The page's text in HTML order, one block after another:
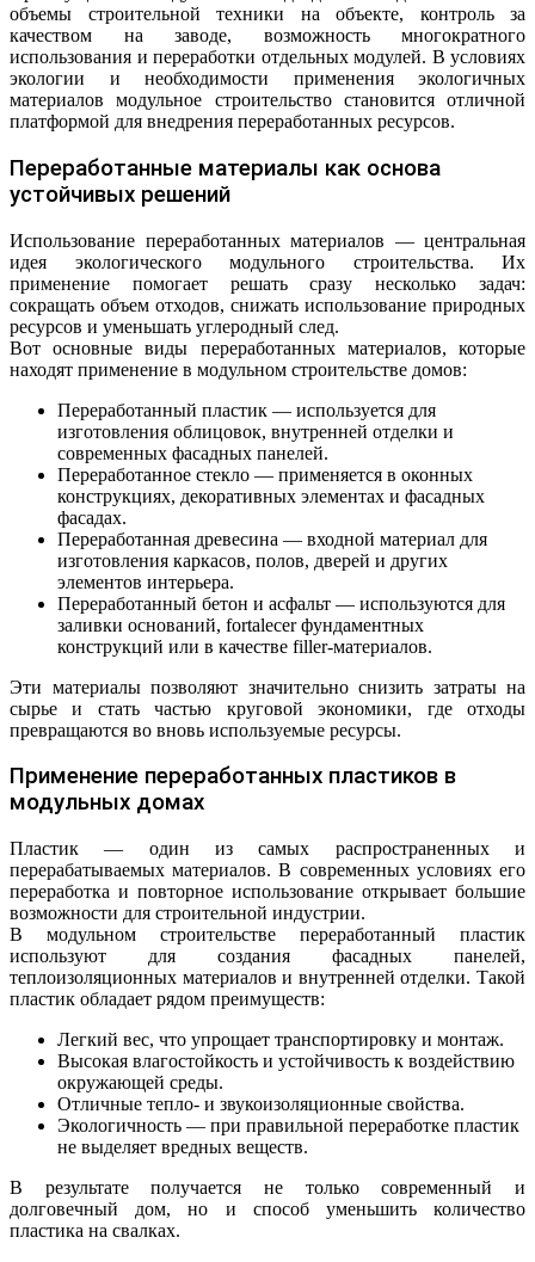
объемы строительной техники на объекте, контроль за
качеством на заводе, возможность многократного
использования и переработки отдельных модулей. В условиях
экологии и необходимости применения экологичных
материалов модульное строительство становится отличной
платформой для внедрения переработанных ресурсов.
Переработанные материалы как основа
устойчивых решений
Использование переработанных материалов — центральная
идея экологического модульного строительства. Их
применение помогает решать сразу несколько задач:
сокращать объем отходов, снижать использование природных
ресурсов и уменьшать углеродный след.
Вот основные виды переработанных материалов, которые
находят применение в модульном строительстве домов:
Переработанный пластик — используется для
изготовления облицовок, внутренней отделки и
современных фасадных панелей.
Переработанное стекло — применяется в оконных
конструкциях, декоративных элементах и фасадных
фасадах.
Переработанная древесина — входной материал для
изготовления каркасов, полов, дверей и других
элементов интерьера.
Переработанный бетон и асфальт — используются для
заливки оснований, fortalecer фундаментных
конструкций или в качестве filler-материалов.
Эти материалы позволяют значительно снизить затраты на
сырье и стать частью круговой экономики, где отходы
превращаются во вновь используемые ресурсы.
Применение переработанных пластиков в
модульных домах
Пластик — один из самых распространенных и
перерабатываемых материалов. В современных условиях его
переработка и повторное использование открывает большие
возможности для строительной индустрии.
В модульном строительстве переработанный пластик
используют для создания фасадных панелей,
теплоизоляционных материалов и внутренней отделки. Такой
пластик обладает рядом преимуществ:
Легкий вес, что упрощает транспортировку и монтаж.
Высокая влагостойкость и устойчивость к воздействию
окружающей среды.
Отличные тепло- и звукоизоляционные свойства.
Экологичность — при правильной переработке пластик
не выделяет вредных веществ.
В результате получается не только современный и
долговечный дом, но и способ уменьшить количество
пластика на свалках.